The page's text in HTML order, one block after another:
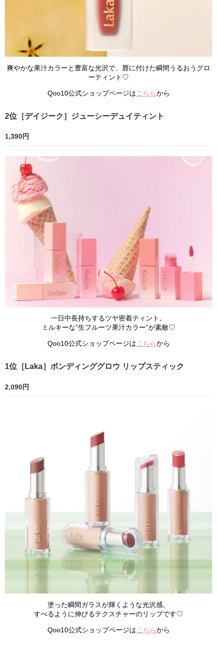
爽やかな果汁カラーと豊富な光沢で、唇に付けた瞬間うるおうグロ
ーティント♡
Qoo10公式ショップページは こちらから
2位［デイジーク］ジューシーデュイティント
1,390円
一日中長持ちするツヤ密着ティント。
ミルキーな”生フルーツ果汁カラー”が素敵♡
Qoo10公式ショップページは こちらから
1位［Laka］ボンディンググロウ リップスティック
2,090円
塗った瞬間ガラスが輝くような光沢感。
すべるように伸びるテクスチャーのリップです♡
Qoo10公式ショップページは こちらから